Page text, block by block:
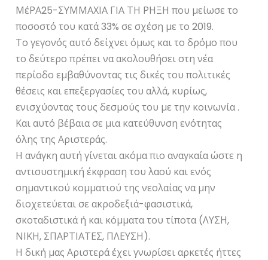
ΜέΡΑ25-ΣΥΜΜΑΧΙΑ ΓΙΑ ΤΗ ΡΗΞΗ που μείωσε το
ποσοστό του κατά 33% σε σχέση με το 2019.
Το γεγονός αυτό δείχνει όμως και το δρόμο που
το δεύτερο πρέπει να ακολουθήσει στη νέα
περίοδο εμβαθύνοντας τις δικές του πολιτικές
θέσεις και επεξεργασίες του αλλά, κυρίως,
ενισχύοντας τους δεσμούς του με την κοινωνία .
Και αυτό βέβαια σε μια κατεύθυνση ενότητας
όλης της Αριστεράς.
Η ανάγκη αυτή γίνεται ακόμα πιο αναγκαία ώστε η
αντισυστημική έκφραση του λαού και ενός
σημαντικού κομματιού της νεολαίας να μην
διοχετεύεται σε ακροδεξιά-φασιστικά,
σκοταδιστικά ή και κόμματα του τίποτα (ΛΥΣΗ,
ΝΙΚΗ, ΣΠΑΡΤΙΑΤΕΣ, ΠΛΕΥΣΗ).
Η δική μας Αριστερά έχει γνωρίσει αρκετές ήττες